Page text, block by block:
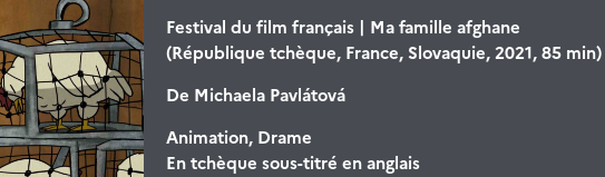
Festival du film français | Ma famille afghane
(République tchèque, France, Slovaquie, 2021, 85 min)
De Michaela Pavlátová
Animation, Drame
En tchèque sous-titré en anglais